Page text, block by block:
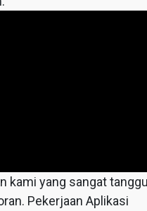
kami yang sangat
Pekerjaan Aplikasi